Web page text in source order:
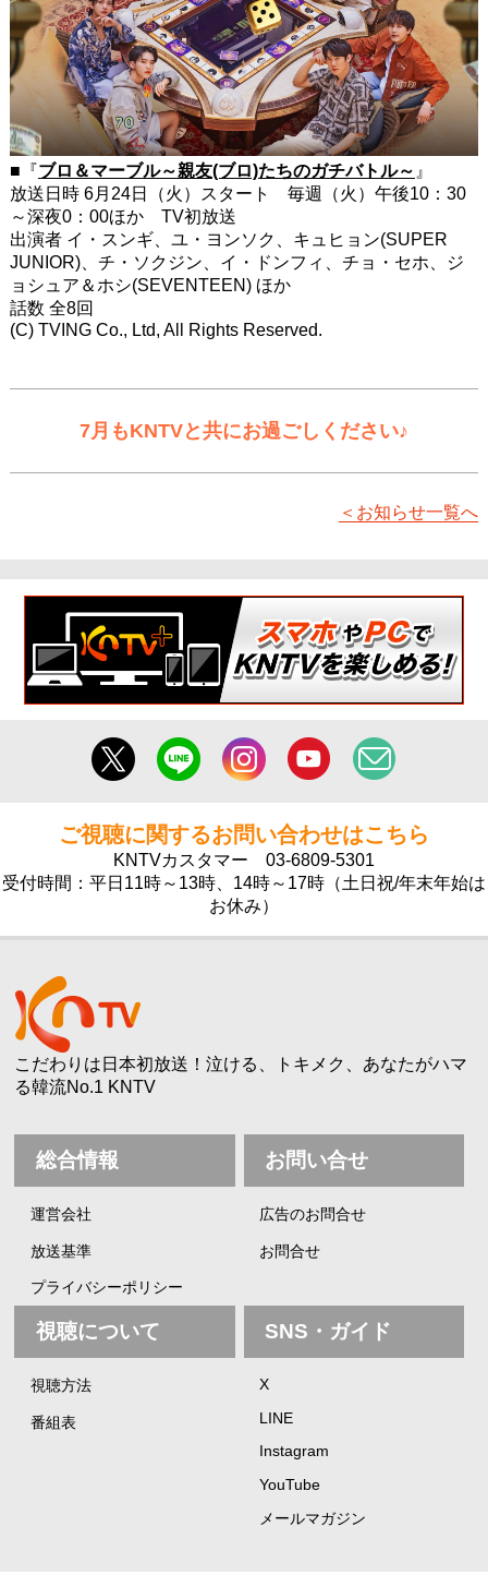
■『ブロ＆マーブル～親友(ブロ)たちのガチバトル～ 』
放送日時 6月24日（火）スタート 毎週（火）午後10：30
～深夜0：00ほか TV初放送
出演者 イ・スンギ、ユ・ヨンソク、キュヒョン(SUPER
JUNIOR)、チ・ソクジン、イ・ドンフィ、チョ・セホ、ジ
ョシュア＆ホシ(SEVENTEEN) ほか
話数 全8回
(C) TVING Co., Ltd, All Rights Reserved.
7月もKNTVと共にお過ごしください♪
＜お知らせ一覧へ
ご視聴に関するお問い合わせはこちら
KNTVカスタマー 03-6809-5301
受付時間：平日11時～13時、14時～17時（土日祝/年末年始は
お休み）
こだわりは日本初放送！泣ける、トキメク、あなたがハマ
る韓流No.1 KNTV
総合情報
運営会社
放送基準
プライバシーポリシー
お問い合せ
広告のお問合せ
お問合せ
視聴について
視聴方法
番組表
SNS・ガイド
X
LINE
Instagram
YouTube
メールマガジン